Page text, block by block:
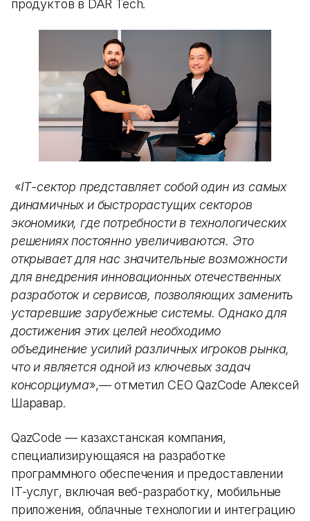
продуктов в DAR Tech.
«IТ-сектор представляет собой один из самых
динамичных и быстрорастущих секторов
экономики, где потребности в технологических
решениях постоянно увеличиваются. Это
открывает для нас значительные возможности
для внедрения инновационных отечественных
разработок и сервисов, позволяющих заменить
устаревшие зарубежные системы. Однако для
достижения этих целей необходимо
объединение усилий различных игроков рынка,
что и является одной из ключевых задач
консорциума»,— отметил СЕО QazCode Алексей
Шаравар.
QazCode — казахстанская компания,
специализирующаяся на разработке
программного обеспечения и предоставлении
IT-услуг, включая веб-разработку, мобильные
приложения, облачные технологии и интеграцию